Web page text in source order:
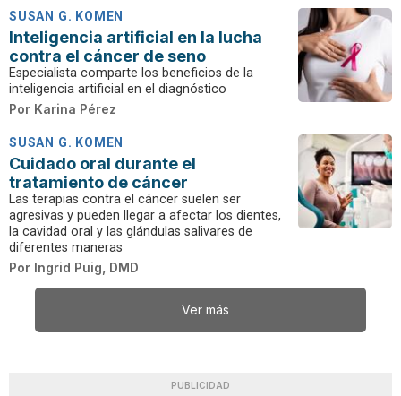
SUSAN G. KOMEN
Inteligencia artificial en la lucha
contra el cáncer de seno
Especialista comparte los beneficios de la
inteligencia artificial en el diagnóstico
Por Karina Pérez
SUSAN G. KOMEN
Cuidado oral durante el
tratamiento de cáncer
Las terapias contra el cáncer suelen ser
agresivas y pueden llegar a afectar los dientes,
la cavidad oral y las glándulas salivares de
diferentes maneras
Por Ingrid Puig, DMD
Ver más
PUBLICIDAD